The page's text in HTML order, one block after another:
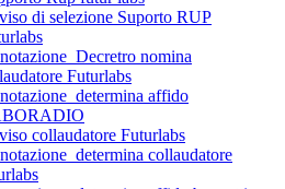
di selezione Suporto RUP
nomina
Futurlabs
affido
collaudatore Futurlabs
collaudatore